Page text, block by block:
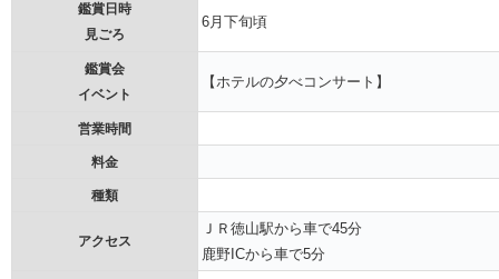
鑑賞日時
見ごろ
6月下旬頃
鑑賞会
イベント
【ホテルの夕べコンサート】
営業時間
料金
種類
アクセス
ＪＲ徳山駅から車で45分
鹿野ICから車で5分